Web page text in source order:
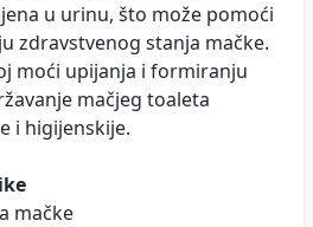
u urinu, što može pomoći
zdravstvenog stanja mačke.
moći upijanja i formiranju
mačjeg toaleta
i higijenskije.
mačke